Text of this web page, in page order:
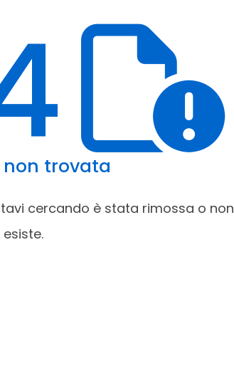
non trovata
cercando è stata rimossa o non
esiste.